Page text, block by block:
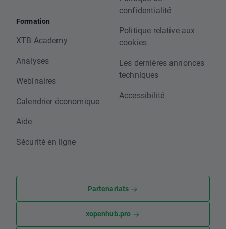
Formation
XTB Academy
Analyses
Webinaires
Calendrier économique
Aide
Sécurité en ligne
confidentialité
Politique relative aux
cookies
Les dernières annonces
techniques
Accessibilité
Partenariats
xopenhub.pro